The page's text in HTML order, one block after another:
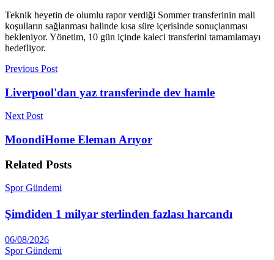
Teknik heyetin de olumlu rapor verdiği Sommer transferinin mali
koşulların sağlanması halinde kısa süre içerisinde sonuçlanması
bekleniyor. Yönetim, 10 gün içinde kaleci transferini tamamlamayı
hedefliyor.
Previous Post
Liverpool'dan yaz transferinde dev hamle
Next Post
MoondiHome Eleman Arıyor
Related Posts
Spor Gündemi
Şimdiden 1 milyar sterlinden fazlası harcandı
06/08/2026
Spor Gündemi